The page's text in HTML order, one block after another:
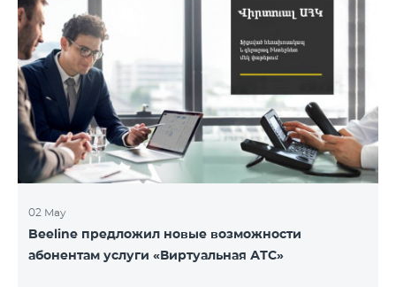
02 May
Beeline предложил новые возможности
абонентам услуги «Виртуальная АТС»